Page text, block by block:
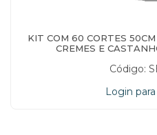
KIT COM 60 CORTES
CREMES E
Código:
Login